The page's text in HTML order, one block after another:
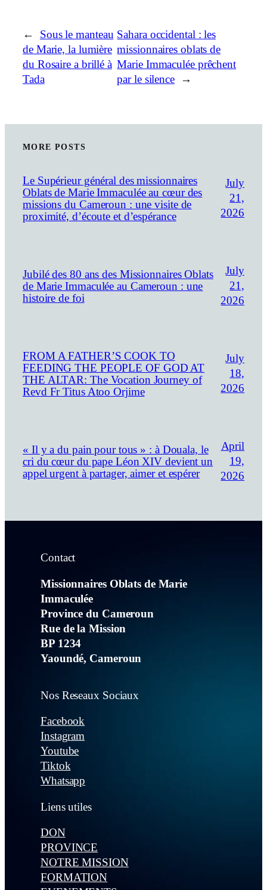
←
Sous le manteau
de Marie, la lumière
du Rosaire a brillé à
Tada
Sahara occidental : les
missionnaires oblats de
Marie Immaculée prêchent
par le silence
→
MORE POSTS
Le Supérieur général des missionnaires
Oblats de Marie Immaculée au cœur des
missions du Cameroun : une visite de
proximité, d’écoute et d’espérance
July
21,
2026
Jubilé des 80 ans des Missionnaires Oblats
de Marie Immaculée au Cameroun : une
histoire de foi
July
21,
2026
FROM A FATHER’S COOK TO
FEEDING THE PEOPLE OF GOD AT
THE ALTAR: The Vocation Journey of
Revd Fr Titus Atoo Orjime
July
18,
2026
« Il y a du pain pour tous » : à Douala, le
cri du cœur du pape Léon XIV devient un
appel urgent à partager, aimer et espérer
April
19,
2026
Contact
Missionnaires Oblats de Marie
Immaculée
Province du Cameroun
Rue de la Mission
BP 1234
Yaoundé, Cameroun
Nos Reseaux Sociaux
Facebook
Instagram
Youtube
Tiktok
Whatsapp
Liens utiles
DON
PROVINCE
NOTRE MISSION
FORMATION